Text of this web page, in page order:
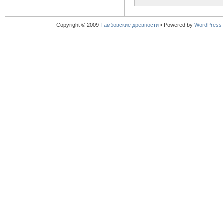
Copyright © 2009 Тамбовские древности • Powered by WordPress